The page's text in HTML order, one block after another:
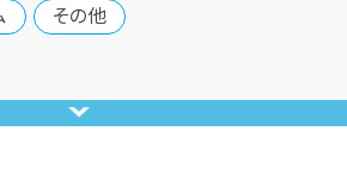
その他